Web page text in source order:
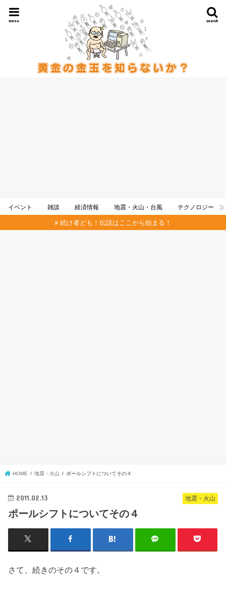
search
menu
イベント 雑談 経済情報 地震・火山・台風 テクノロジー
続け者ども！伝説はここから始まる！
HOME 地震・火山 ポールシフトについてその４
地震・火山
2011.02.13
ポールシフトについてその４
さて、続きのその４です。